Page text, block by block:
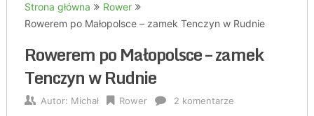
Strona główna
Rower
Rowerem po Małopolsce – zamek Tenczyn w Rudnie
Rowerem po Małopolsce – zamek
Tenczyn w Rudnie
Autor: Michał Rower 2 komentarze